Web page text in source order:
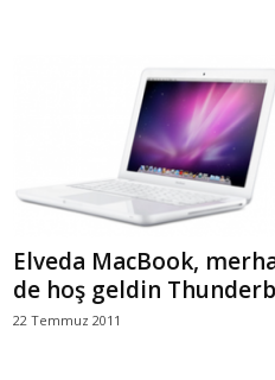
Elveda MacBook,
de hoş geldin
22 Temmuz 2011